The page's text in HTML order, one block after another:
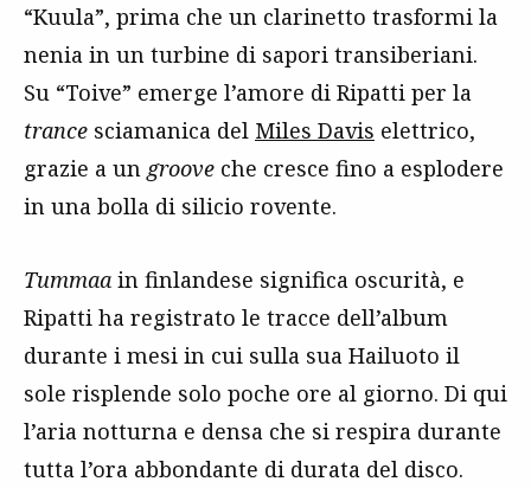
“Kuula”, prima che un clarinetto trasformi la
nenia in un turbine di sapori transiberiani.
Su “Toive” emerge l’amore di Ripatti per la
trance sciamanica del Miles Davis elettrico,
grazie a un groove che cresce fino a esplodere
in una bolla di silicio rovente.
Tummaa in finlandese significa oscurità, e
Ripatti ha registrato le tracce dell’album
durante i mesi in cui sulla sua Hailuoto il
sole risplende solo poche ore al giorno. Di qui
l’aria notturna e densa che si respira durante
tutta l’ora abbondante di durata del disco.